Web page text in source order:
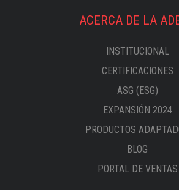
ACERCA DE LA
INSTITUCIONAL
CERTIFICACIONES
ASG (ESG)
EXPANSIÓN 2024
PRODUCTOS
BLOG
PORTAL DE VENTAS